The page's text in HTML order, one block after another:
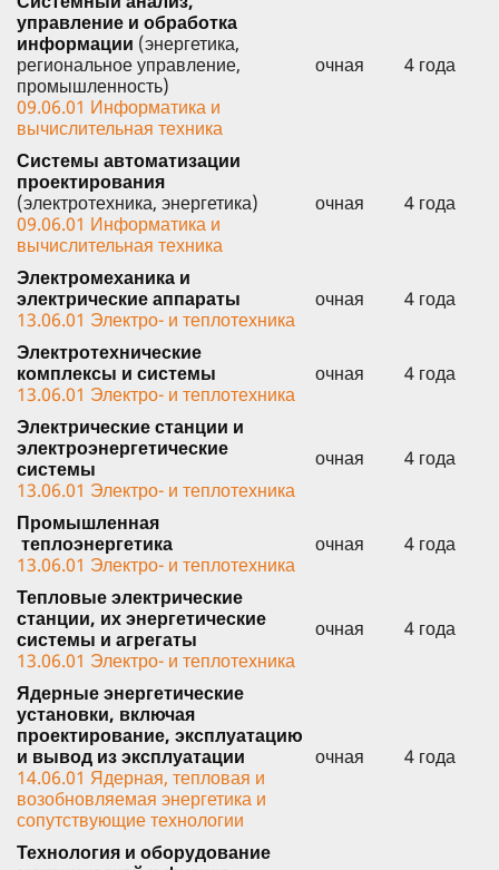
управление и обработка
информации (энергетика,
региональное управление,
промышленность)
09.06.01 Информатика и
вычислительная техника
очная 4 года
Системы автоматизации
проектирования
(электротехника, энергетика)
09.06.01 Информатика и
вычислительная техника
очная 4 года
Электромеханика и
электрические аппараты
13.06.01 Электро- и теплотехника
очная 4 года
Электротехнические
комплексы и системы
13.06.01 Электро- и теплотехника
очная 4 года
Электрические станции и
электроэнергетические
системы
13.06.01 Электро- и теплотехника
очная 4 года
Промышленная
теплоэнергетика
13.06.01 Электро- и теплотехника
очная 4 года
Тепловые электрические
станции, их энергетические
системы и агрегаты
13.06.01 Электро- и теплотехника
очная 4 года
Ядерные энергетические
установки, включая
проектирование, эксплуатацию
и вывод из эксплуатации
14.06.01 Ядерная, тепловая и
возобновляемая энергетика и
сопутствующие технологии
очная 4 года
Технология и оборудование